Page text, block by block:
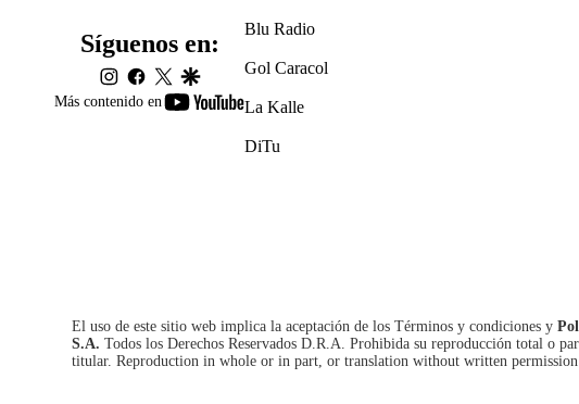
Más contenido en
youtube-
Síguenos en:
instagram
facebook
twittergoogle
Blu Radio
Gol Caracol
La Kalle
DiTu
El uso de este sitio web implica la aceptación de los Términos y condiciones y
S.A. Todos los Derechos Reservados D.R.A. Prohibida su reproducción total o
titular. Reproduction in whole or in part, or translation without written